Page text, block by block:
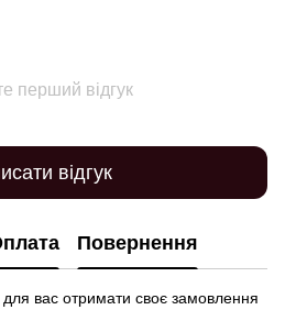
перший відгук
відгук
Повернення
вас отримати своє замовлення